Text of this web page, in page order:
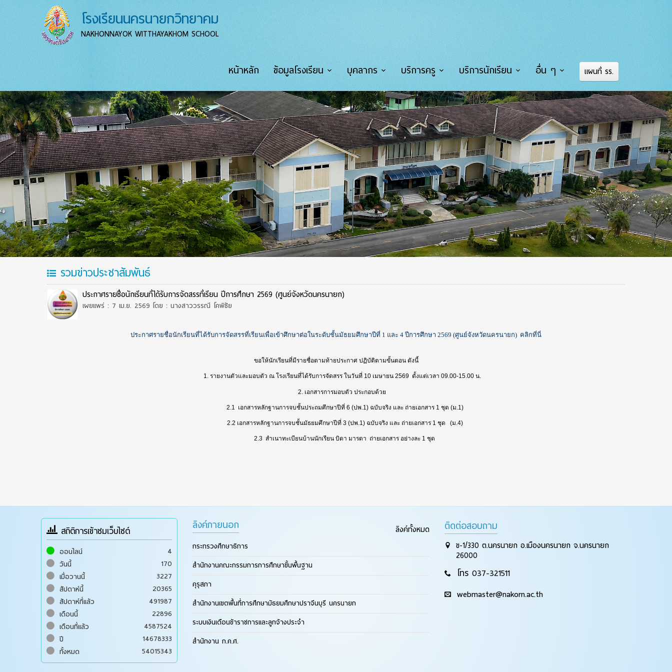
โรงเรียนนครนายกวิทยาคม
NAKHONNAYOK WITTHAYAKHOM SCHOOL
หน้าหลัก ข้อมูลโรงเรียน บุคลากร บริการครู บริการนักเรียน อื่น ๆ แผนที่ รร.
รวมข่าวประชาสัมพันธ์
ประกาศรายชื่อนักเรียนที่ได้รับการจัดสรรที่เรียน ปีการศึกษา 2569 (ศูนย์จังหวัดนครนายก)
เผยแพร่ : 7 เม.ย. 2569 โดย : นางสาววรรณี โคพิชัย
ประกาศรายชื่อนักเรียนที่ได้รับการจัดสรรที่เรียนเพื่อเข้าศึกษาต่อในระดับชั้นมัธยมศึกษาปีที่ 1 และ 4 ปีการศึกษา 2569 (ศูนย์จังหวัดนครนายก) คลิกที่นี่
ขอให้นักเรียนที่มีรายชื่อตามท้ายประกาศ ปฏิบัติตามขั้นตอน ดังนี้
1. รายงานตัวและมอบตัว ณ โรงเรียนที่ได้รับการจัดสรร ในวันที่ 10 เมษายน 2569 ตั้งแต่เวลา 09.00-15.00 น.
2. เอกสารการมอบตัว ประกอบด้วย
2.1 เอกสารหลักฐานการจบชั้นประถมศึกษาปีที่ 6 (ปพ.1) ฉบับจริง และ ถ่ายเอกสาร 1 ชุด (ม.1)
2.2 เอกสารหลักฐานการจบชั้นมัธยมศึกษาปีที่ 3 (ปพ.1) ฉบับจริง และ ถ่ายเอกสาร 1 ชุด (ม.4)
2.3 สำเนาทะเบียนบ้านนักเรียน บิดา มารดา ถ่ายเอกสาร อย่างละ 1 ชุด
สถิติการเข้าชมเว็บไซต์
ออนไลน์
4
วันนี้
170
เมื่อวานนี้
3227
สัปดาห์นี้
20365
สัปดาห์ที่แล้ว
491987
เดือนนี้
22896
เดือนที่แล้ว
4587524
ปี
14678333
ทั้งหมด
54015343
ลิงค์ภายนอก ลิงค์ทั้งหมด
กระทรวงศึกษาธิการ
สำนักงานคณะกรรมการการศึกษาขั้นพื้นฐาน
คุรุสภา
สำนักงานเขตพื้นที่การศึกษามัธยมศึกษาปราจีนบุรี นครนายก
ระบบเงินเดือนข้าราชการและลูกจ้างประจำ
สำนักงาน ก.ค.ศ.
ติดต่อสอบถาม
ข-1/330 ต.นครนายก อ.เมืองนครนายก จ.นครนายก
26000
โทร 037-321511
webmaster@nakorn.ac.th